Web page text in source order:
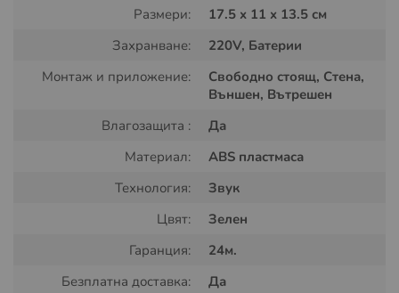
Захранване и употерба:
Захранвайте уреда по свой избор! Електронният
птицегон Pest Stop работи както с батерии, така и със
захранващ адаптер, като Ви дава пълна гъвкавост при
монтаж.
Размери:
17.5 x 11 x 13.5 см
Захранване:
220V, Батерии
Монтаж и приложение:
Свободно стоящ, Стена,
Външен, Вътрешен
Влагозащита :
Да
Материал:
ABS пластмаса
Технология:
Звук
Цвят:
Зелен
Гаранция:
24м.
Безплатна доставка:
Да